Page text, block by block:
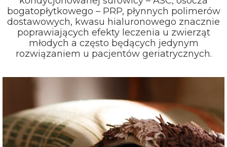
bogatopłytkowego – PRP, płynnych polimerów
dostawowych, kwasu hialuronowego znacznie
poprawiających efekty leczenia u zwierząt
młodych a często będących jedynym
rozwiązaniem u pacjentów geriatrycznych.